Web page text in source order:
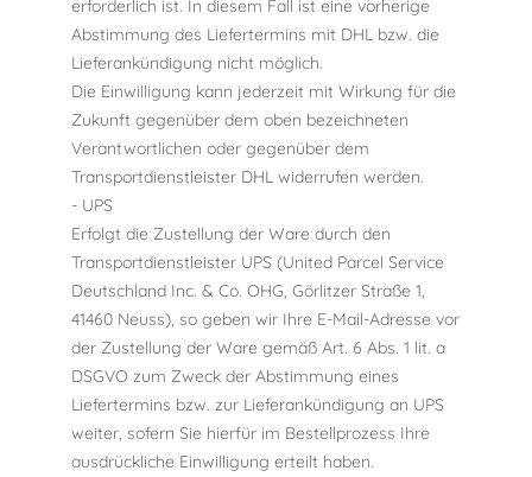
erforderlich ist. In diesem Fall ist eine vorherige
Abstimmung des Liefertermins mit DHL bzw. die
Lieferankündigung nicht möglich.
Die Einwilligung kann jederzeit mit Wirkung für die
Zukunft gegenüber dem oben bezeichneten
Verantwortlichen oder gegenüber dem
Transportdienstleister DHL widerrufen werden.
- UPS
Erfolgt die Zustellung der Ware durch den
Transportdienstleister UPS (United Parcel Service
Deutschland Inc. & Co. OHG, Görlitzer Straße 1,
41460 Neuss), so geben wir Ihre E-Mail-Adresse vor
der Zustellung der Ware gemäß Art. 6 Abs. 1 lit. a
DSGVO zum Zweck der Abstimmung eines
Liefertermins bzw. zur Lieferankündigung an UPS
weiter, sofern Sie hierfür im Bestellprozess Ihre
ausdrückliche Einwilligung erteilt haben.